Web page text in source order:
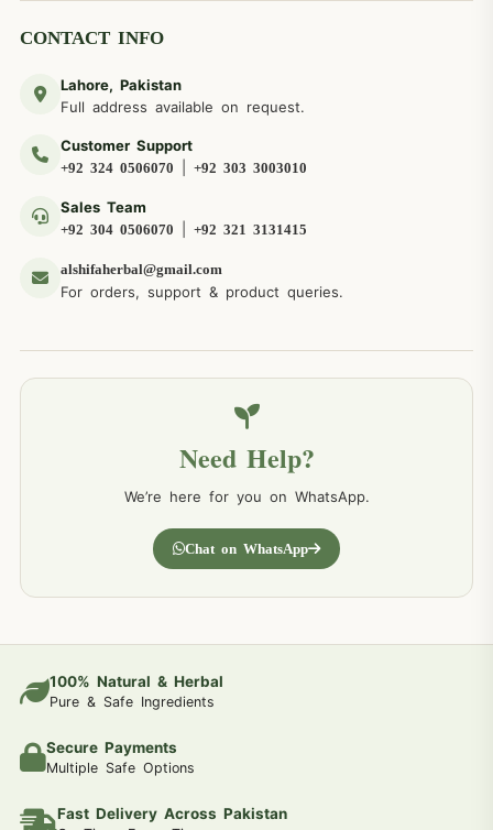
CONTACT INFO
Lahore, Pakistan
Full address available on request.
Customer Support
+92 324 0506070 +92 303 3003010
Sales Team
+92 304 0506070 +92 321 3131415
alshifaherbal@gmail.com
For orders, support & product queries.
Need Help?
We’re here for you on WhatsApp.
Chat on WhatsApp
100% Natural & Herbal
Pure & Safe Ingredients
Secure Payments
Multiple Safe Options
Fast Delivery Across Pakistan